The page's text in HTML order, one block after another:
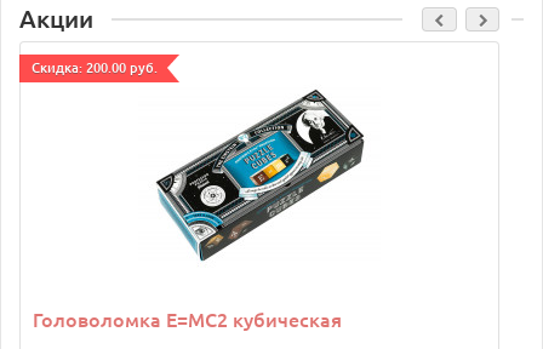
Акции
Cкидка: 200.00 руб.
Головоломка E=MC2 кубическая